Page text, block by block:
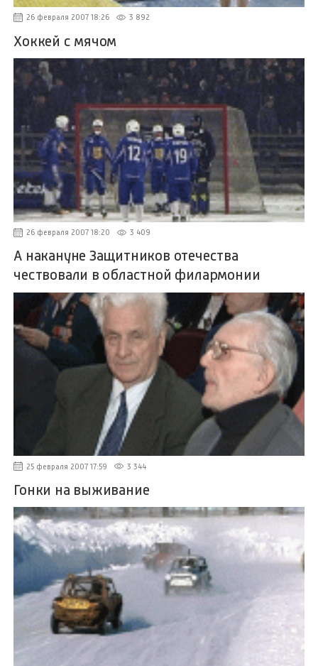
26 февраля 2007 18:26 3 892
Хоккей с мячом
26 февраля 2007 18:20 3 409
А накануне Защитников отечества
чествовали в областной филармонии
25 февраля 2007 17:59 3 344
Гонки на выживание